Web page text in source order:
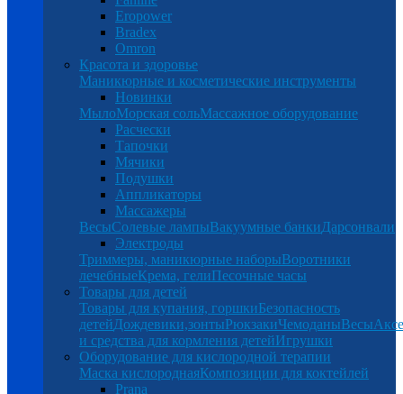
Eropower
Bradex
Omron
Красота и здоровье
Маникюрные и косметические инструменты
Новинки
МылоМорская сольМассажное оборудование
Расчески
Тапочки
Мячики
Подушки
Аппликаторы
Массажеры
ВесыСолевые лампыВакуумные банкиДарсонвали
Электроды
Триммеры, маникюрные наборыВоротники
лечебныеКрема, гелиПесочные часы
Товары для детей
Товары для купания, горшкиБезопасность
детейДождевики,зонтыРюкзакиЧемоданыВесы
и средства для кормления детейИгрушки
Оборудование для кислородной терапии
Маска кислороднаяКомпозиции для коктейлей
Prana